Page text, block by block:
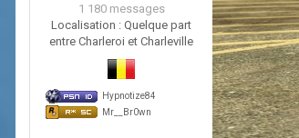
1 180 messages
Localisation : Quelque part
entre Charleroi et Charleville
Hypnotize84
Mr__Br0wn